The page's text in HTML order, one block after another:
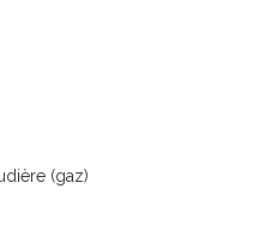
(gaz)